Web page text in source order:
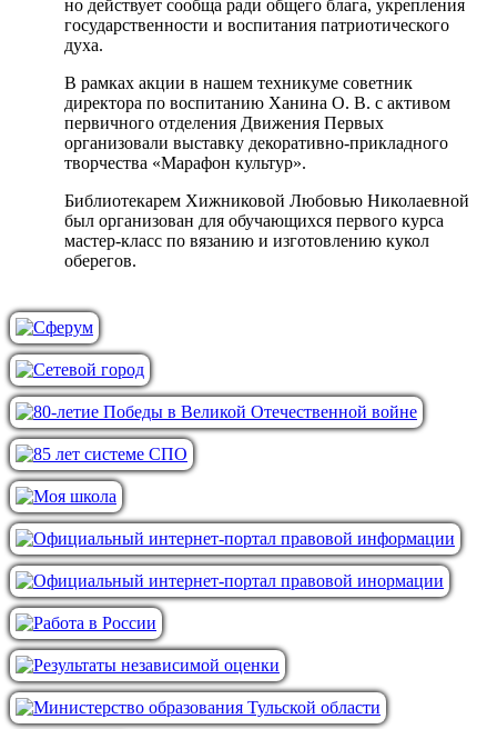
но действует сообща ради общего блага, укрепления
государственности и воспитания патриотического
духа.
В рамках акции в нашем техникуме советник
директора по воспитанию Ханина О. В. с активом
первичного отделения Движения Первых
организовали выставку декоративно-прикладного
творчества «Марафон культур».
Библиотекарем Хижниковой Любовью Николаевной
был организован для обучающихся первого курса
мастер-класс по вязанию и изготовлению кукол
оберегов.